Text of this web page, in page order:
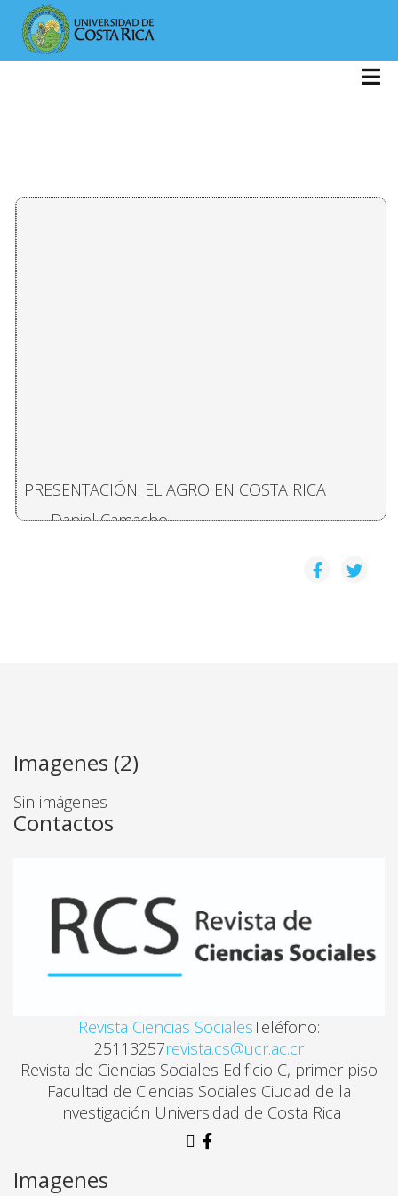
PRESENTACIÓN: EL AGRO EN COSTA RICA
Daniel Camacho
LA POESIA COMO AGRESION EN "NAUSEA" DE
COMENTARIOS: HOMENAJE A EUGENIO
Sandra Cartin, Ileana Piszk
Ana Cecilia Escalante Herrera, Mayra Achio
COMENTARIOS: HOMENAJE A EUGENIO FONSECA
COMENTARIOS: HOMENAJE A EUGENIO FONSECA
Manuel Formoso
LA ESTRUCTURA AGRARIA Y CAPACITACIÓN
Imagenes (2)
Sin imágenes
Contactos
Revista Ciencias SocialesTeléfono:
25113257revista.cs@ucr.ac.cr
Revista de Ciencias Sociales Edificio C, primer piso
Facultad de Ciencias Sociales Ciudad de la
Investigación Universidad de Costa Rica
Imagenes